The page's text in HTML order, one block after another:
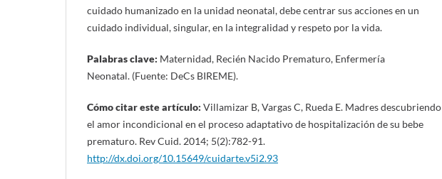
cuidado humanizado en la unidad neonatal, debe centrar sus acciones en un
cuidado individual, singular, en la integralidad y respeto por la vida.
Palabras clave: Maternidad, Recién Nacido Prematuro, Enfermería
Neonatal. (Fuente: DeCs BIREME).
Cómo citar este artículo: Villamizar B, Vargas C, Rueda E. Madres descubriendo
el amor incondicional en el proceso adaptativo de hospitalización de su bebe
prematuro. Rev Cuid. 2014; 5(2):782-91.
http://dx.doi.org/10.15649/cuidarte.v5i2.93